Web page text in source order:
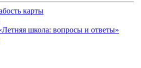
карты
школа: вопросы и ответы»